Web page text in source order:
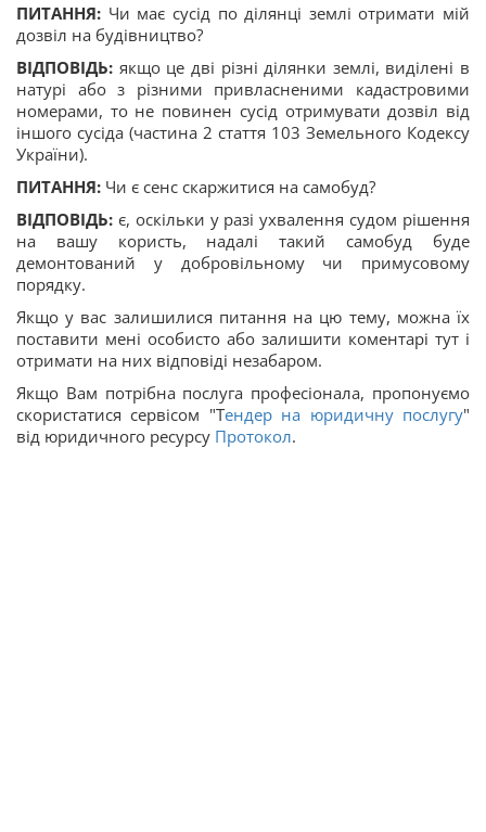
ПИТАННЯ: Чи має сусід по ділянці землі отримати мій
дозвіл на будівництво?
ВІДПОВІДЬ: якщо це дві різні ділянки землі, виділені в
натурі або з різними привласненими кадастровими
номерами, то не повинен сусід отримувати дозвіл від
іншого сусіда (частина 2 стаття 103 Земельного Кодексу
України).
ПИТАННЯ: Чи є сенс скаржитися на самобуд?
ВІДПОВІДЬ: є, оскільки у разі ухвалення судом рішення
на вашу користь, надалі такий самобуд буде
демонтований у добровільному чи примусовому
порядку.
Якщо у вас залишилися питання на цю тему, можна їх
поставити мені особисто або залишити коментарі тут і
отримати на них відповіді незабаром.
Якщо Вам потрібна послуга професіонала, пропонуємо
скористатися сервісом "Тендер на юридичну послугу"
від юридичного ресурсу Протокол.